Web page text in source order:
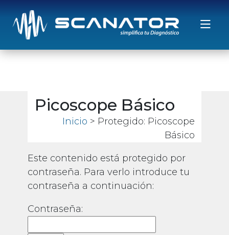
Saltar al contenido
Picoscope Básico
Inicio > Protegido: Picoscope
Básico
Este contenido está protegido por
contraseña. Para verlo introduce tu
contraseña a continuación:
Contraseña: